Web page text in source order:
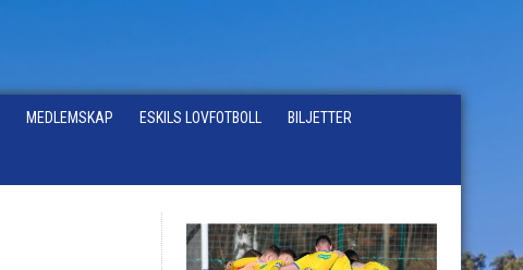
MEDLEMSKAP ESKILS LOVFOTBOLL BILJETTER